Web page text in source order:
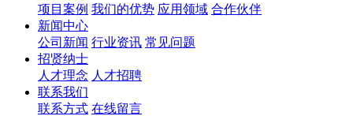
项目案例 我们的优势 应用领域 合作伙伴
新闻中心
公司新闻 行业资讯 常见问题
招贤纳士
人才理念 人才招聘
联系我们
联系方式 在线留言